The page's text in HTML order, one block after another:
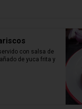
con salsa de
de yuca frita y